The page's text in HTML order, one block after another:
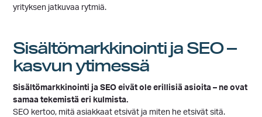
yrityksen jatkuvaa rytmiä.
Sisältömarkkinointi ja SEO –
kasvun ytimessä
Sisältömarkkinointi ja SEO eivät ole erillisiä asioita – ne ovat
samaa tekemistä eri kulmista.
SEO kertoo, mitä asiakkaat etsivät ja miten he etsivät sitä.